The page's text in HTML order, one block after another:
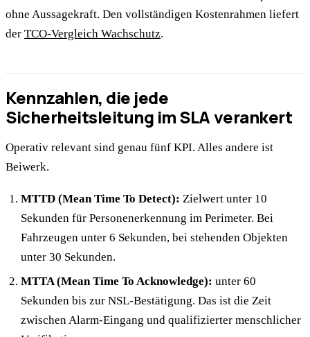
ohne Aussagekraft. Den vollständigen Kostenrahmen liefert
der TCO-Vergleich Wachschutz.
Kennzahlen, die jede
Sicherheitsleitung im SLA verankert
Operativ relevant sind genau fünf KPI. Alles andere ist
Beiwerk.
MTTD (Mean Time To Detect): Zielwert unter 10
Sekunden für Personenerkennung im Perimeter. Bei
Fahrzeugen unter 6 Sekunden, bei stehenden Objekten
unter 30 Sekunden.
MTTA (Mean Time To Acknowledge): unter 60
Sekunden bis zur NSL-Bestätigung. Das ist die Zeit
zwischen Alarm-Eingang und qualifizierter menschlicher